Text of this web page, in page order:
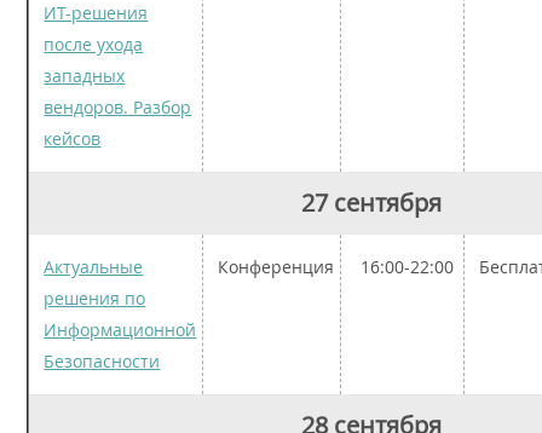
ИТ-решения
после ухода
западных
вендоров. Разбор
кейсов
27 сентября
Актуальные
решения по
Информационной
Безопасности
Конференция 16:00-22:00
28 сентября